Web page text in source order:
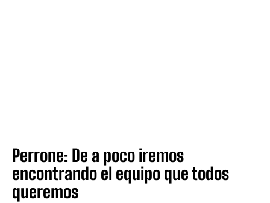
Perrone: De a poco iremos
encontrando el equipo que todos
queremos